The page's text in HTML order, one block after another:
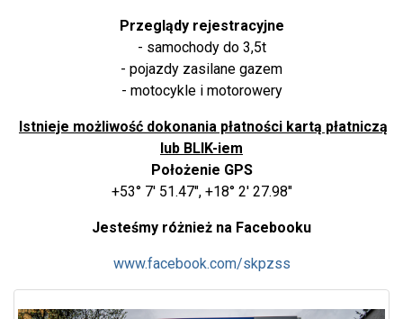
Przeglądy rejestracyjne
- samochody do 3,5t
- pojazdy zasilane gazem
- motocykle i motorowery
Istnieje możliwość dokonania płatności kartą płatniczą
lub BLIK-iem
Położenie GPS
+53° 7' 51.47", +18° 2' 27.98"
Jesteśmy różnież na Facebooku
www.facebook.com/skpzss